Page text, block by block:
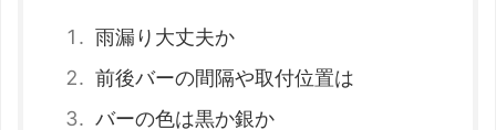
雨漏り大丈夫か
前後バーの間隔や取付位置は
バーの色は黒か銀か